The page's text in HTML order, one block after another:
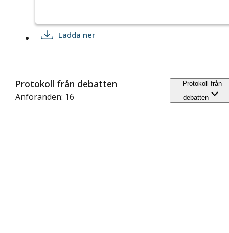
Ladda ner
Protokoll från debatten
Anföranden: 16
Protokoll från
debatten